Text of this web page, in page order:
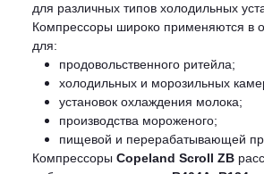
для различных типов холодильных
Компрессоры широко применяются в
для:
продовольственного ритейла;
холодильных и морозильных
установок охлаждения молока;
производства мороженого;
пищевой и перерабатывающей
Компрессоры Copeland Scroll ZB